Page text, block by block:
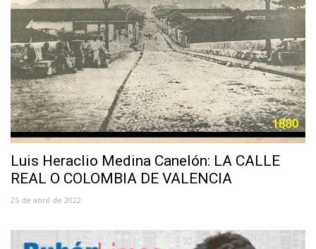
Luis Heraclio Medina Canelón: LA CALLE
REAL O COLOMBIA DE VALENCIA
25 de abril de 2022